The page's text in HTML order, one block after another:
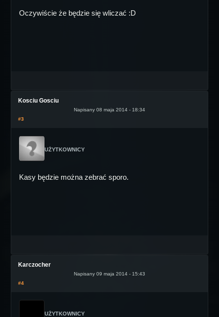
Oczywiście że będzie się wliczać :D
Kosciu Gosciu
Napisany 08 maja 2014 - 18:34
#3
UŻYTKOWNICY
Kasy będzie można zebrać sporo.
Karczocher
Napisany 09 maja 2014 - 15:43
#4
UŻYTKOWNICY